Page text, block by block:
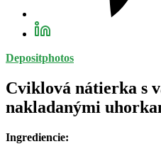
Depositphotos
Cviklová nátierka s
nakladanými
Ingrediencie: